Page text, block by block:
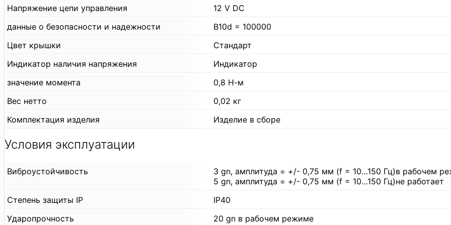
Напряжение цепи управления
12 V DC
данные о безопасности и надежности
B10d = 100000
Цвет крышки
Стандарт
Индикатор наличия напряжения
Индикатор
значение момента
0,8 Н-м
Вес нетто
0,02 кг
Комплектация изделия
Изделие в сборе
Условия эксплуатации
Виброустойчивость
3 gn, амплитуда = +/- 0,75 мм (f = 10…150 Гц)в рабочем
5 gn, амплитуда = +/- 0,75 мм (f = 10…150 Гц)не работает
Степень защиты IP
IP40
Ударопрочность
20 gn в рабочем режиме